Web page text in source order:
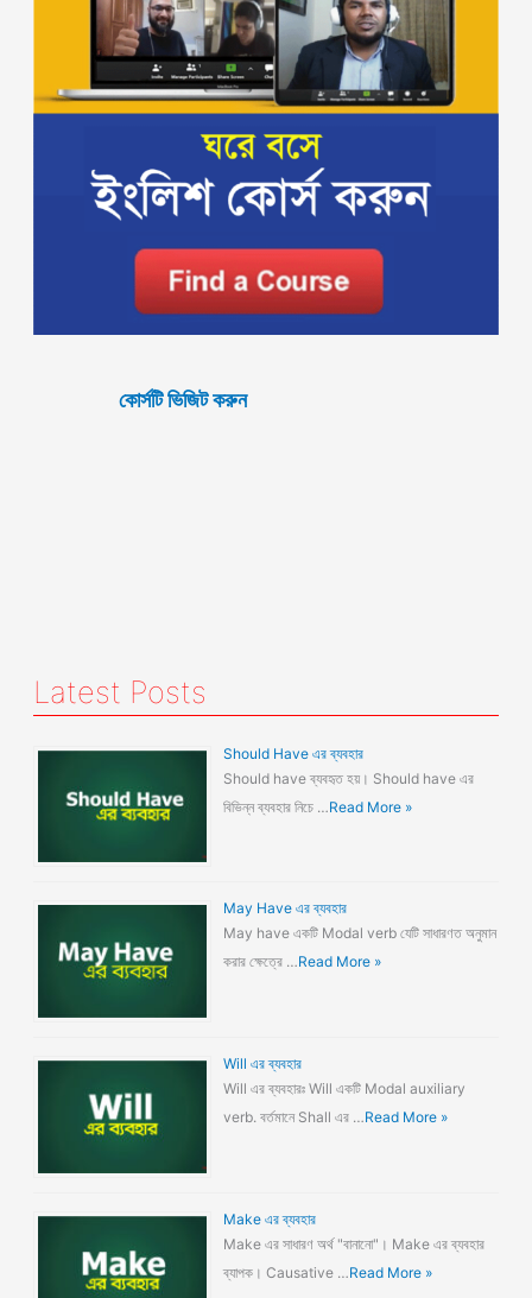
কোর্সটি ভিজিট করুন
Latest Posts
Should Have এর ব্যবহার
Should have ব্যবহৃত হয়। Should have এর
বিভিন্ন ব্যবহার নিচে …Read More »
May Have এর ব্যবহার
May have একটি Modal verb যেটি সাধারণত অনুমান
করার ক্ষেত্রে …Read More »
Will এর ব্যবহার
Will এর ব্যবহারঃ Will একটি Modal auxiliary
verb. বর্তমানে Shall এর …Read More »
Make এর ব্যবহার
Make এর সাধারণ অর্থ "বানানো"। Make এর ব্যবহার
ব্যাপক। Causative …Read More »